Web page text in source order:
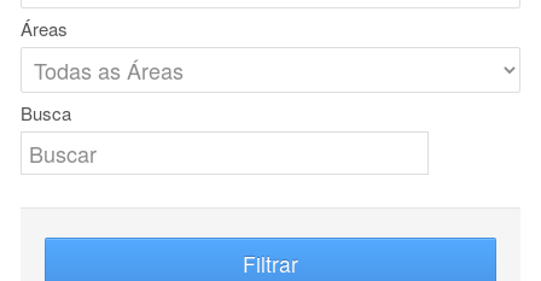
Áreas
Busca
Filtrar